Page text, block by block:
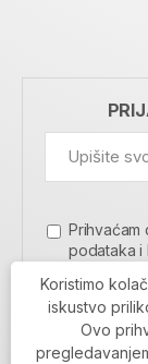
Prihvaćam
podataka i
Koristimo
iskustvo
Ovo